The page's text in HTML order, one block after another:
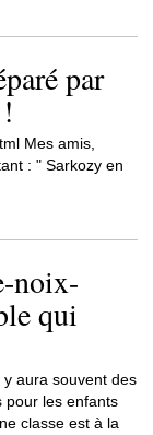
par
Mes amis,
: " Sarkozy en
noix-
qui
aura souvent des
pour les enfants
classe est à la